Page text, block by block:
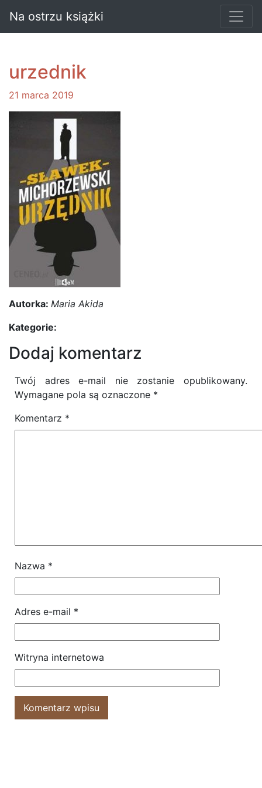
Na ostrzu książki
urzednik
21 marca 2019
Autorka: Maria Akida
Kategorie:
Dodaj komentarz
Twój adres e-mail nie zostanie opublikowany.
Wymagane pola są oznaczone *
Komentarz *
Nazwa *
Adres e-mail *
Witryna internetowa